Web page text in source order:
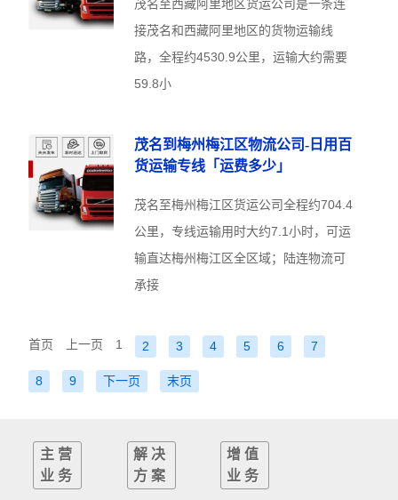
茂名至西藏阿里地区货运公司是一条连
接茂名和西藏阿里地区的货物运输线
路，全程约4530.9公里，运输大约需要
59.8小
茂名到梅州梅江区物流公司-日用百
货运输专线「运费多少」
茂名至梅州梅江区货运公司全程约704.4
公里，专线运输用时大约7.1小时，可运
输直达梅州梅江区全区域；陆连物流可
承接
首页 上一页 1 2 3 4 5 6 7
8 9 下一页 末页
主营
业务
解决
方案
增值
业务